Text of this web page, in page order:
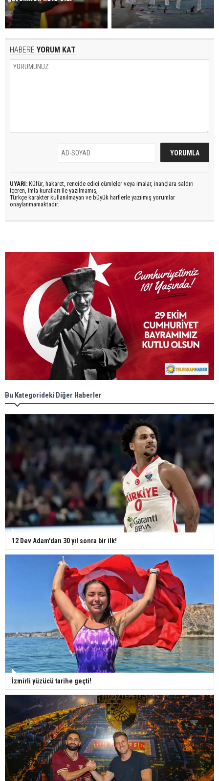
HABERE YORUM KAT
UYARI: Küfür, hakaret, rencide edici cümleler veya imalar, inançlara saldırı
içeren, imla kuralları ile yazılmamış,
Türkçe karakter kullanılmayan ve büyük harflerle yazılmış yorumlar
onaylanmamaktadır.
Bu Kategorideki Diğer Haberler
12 Dev Adam'dan 30 yıl sonra bir ilk!
İzmirli yüzücü tarihe geçti!